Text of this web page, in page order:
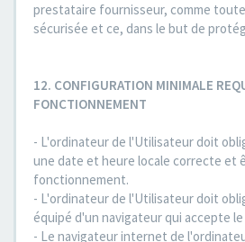
prestataire fournisseur, comme
sécurisée et ce, dans le but de
12. CONFIGURATION MINIMALE
FONCTIONNEMENT
- L'ordinateur de l'Utilisateur doit
une date et heure locale correcte et
fonctionnement.
- L'ordinateur de l'Utilisateur doit
équipé d'un navigateur qui accepte
- Le navigateur internet de